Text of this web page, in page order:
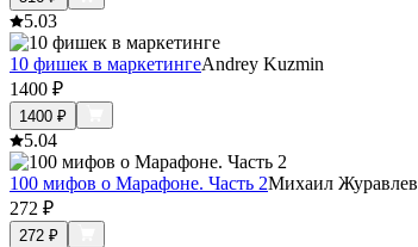
5.03
10 фишек в маркетингеAndrey Kuzmin
1400 ₽
1400 ₽
5.04
100 мифов о Марафоне. Часть 2Михаил Журавлев
272 ₽
272 ₽